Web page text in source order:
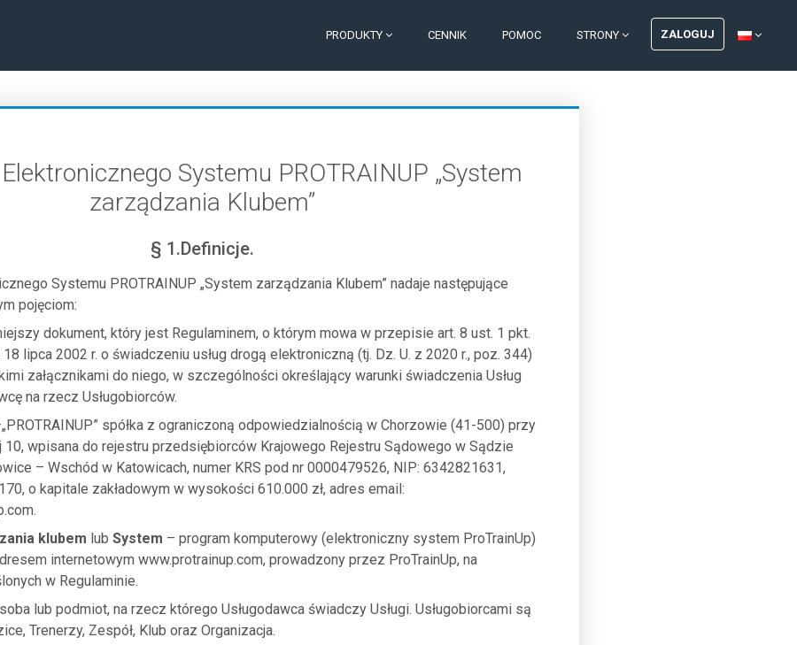
PRODUKTY CENNIK POMOC STRONY ZALOGUJ
Systemu PROTRAINUP „System
zarządzania Klubem”
§ 1.Definicje.
Systemu PROTRAINUP „System zarządzania Klubem” nadaje następujące
pojęciom:
dokument, który jest Regulaminem, o którym mowa w przepisie art. 8 ust. 1 pkt.
lipca 2002 r. o świadczeniu usług drogą elektroniczną (tj. Dz. U. z 2020 r., poz. 344)
załącznikami do niego, w szczególności określający warunki świadczenia Usług
na rzecz Usługobiorców.
spółka z ograniczoną odpowiedzialnością w Chorzowie (41-500) przy
wpisana do rejestru przedsiębiorców Krajowego Rejestru Sądowego w Sądzie
– Wschód w Katowicach, numer KRS pod nr 0000479526, NIP: 6342821631,
o kapitale zakładowym w wysokości 610.000 zł, adres email:
.
klubem lub System – program komputerowy (elektroniczny system ProTrainUp)
internetowym www.protrainup.com, prowadzony przez ProTrainUp, na
w Regulaminie.
lub podmiot, na rzecz którego Usługodawca świadczy Usługi. Usługobiorcami są
Trenerzy, Zespół, Klub oraz Organizacja.